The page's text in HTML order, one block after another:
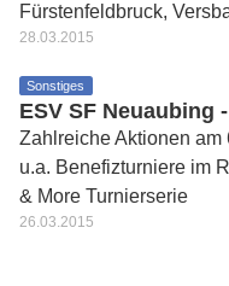
Fürstenfeldbruck,
28.03.2015
Sonstiges
ESV SF Neuaubing
Zahlreiche Aktionen am
u.a. Benefizturniere im
& More Turnierserie
26.03.2015